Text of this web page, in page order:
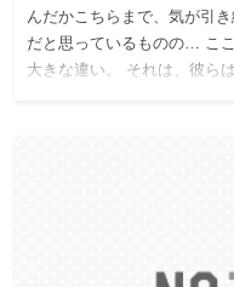
んだかこちらまで、気が引
だと思っているものの… こ
大きな違い。 それは、彼ら